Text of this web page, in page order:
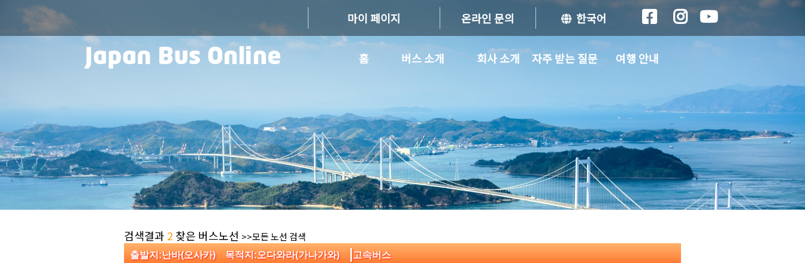
마이 페이지 온라인 문의 한국어
홈 버스 소개 회사 소개 자주 받는 질문 여행 안내
검색결과 2 찾은 버스노선 >>모든 노선 검색
출발지:난바(오사카) 목적지:오다와라(가나가와) |고속버스